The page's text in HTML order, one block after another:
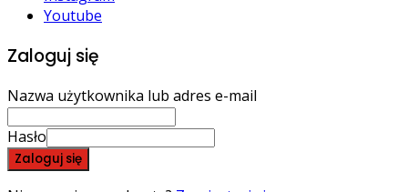
Youtube
Zaloguj się
Nazwa użytkownika lub adres e-mail
Hasło
Zaloguj się